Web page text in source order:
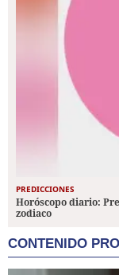
PREDICCIONES
Horóscopo diario:
zodiaco
CONTENIDO